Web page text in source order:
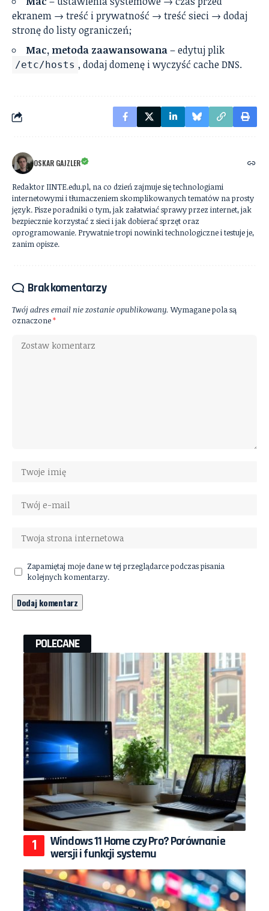
ekranem → treść i prywatność → treść sieci → dodaj
stronę do listy ograniczeń;
Mac, metoda zaawansowana– edytuj plik
/etc/hosts , dodaj domenę i wyczyść cache DNS.
OSKAR GAJZLER
Redaktor IINTE.edu.pl, na co dzień zajmuje się technologiami
internetowymi i tłumaczeniem skomplikowanych tematów na prosty
język. Pisze poradniki o tym, jak załatwiać sprawy przez internet, jak
bezpiecznie korzystać z sieci i jak dobierać sprzęt oraz
oprogramowanie. Prywatnie tropi nowinki technologiczne i testuje je,
zanim opisze.
Brak komentarzy
Twój adres email nie zostanie opublikowany. Wymagane pola są
oznaczone*
Zapamiętaj moje dane w tej przeglądarce podczas pisania
kolejnych komentarzy.
POLECANE
Windows 11 Home czy Pro? Porównanie
wersji i funkcji systemu